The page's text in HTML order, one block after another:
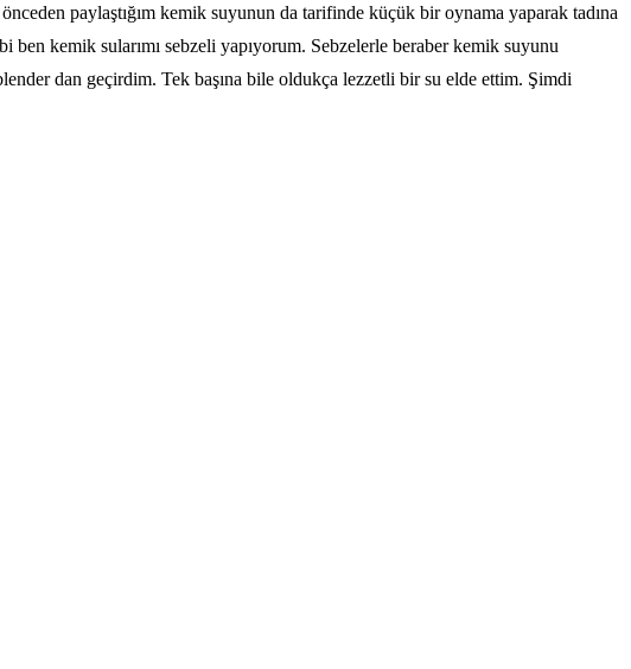
paylaştığım kemik suyunun da tarifinde küçük bir oynama yaparak tadına
kemik sularımı sebzeli yapıyorum. Sebzelerle beraber kemik suyunu
dan geçirdim. Tek başına bile oldukça lezzetli bir su elde ettim. Şimdi